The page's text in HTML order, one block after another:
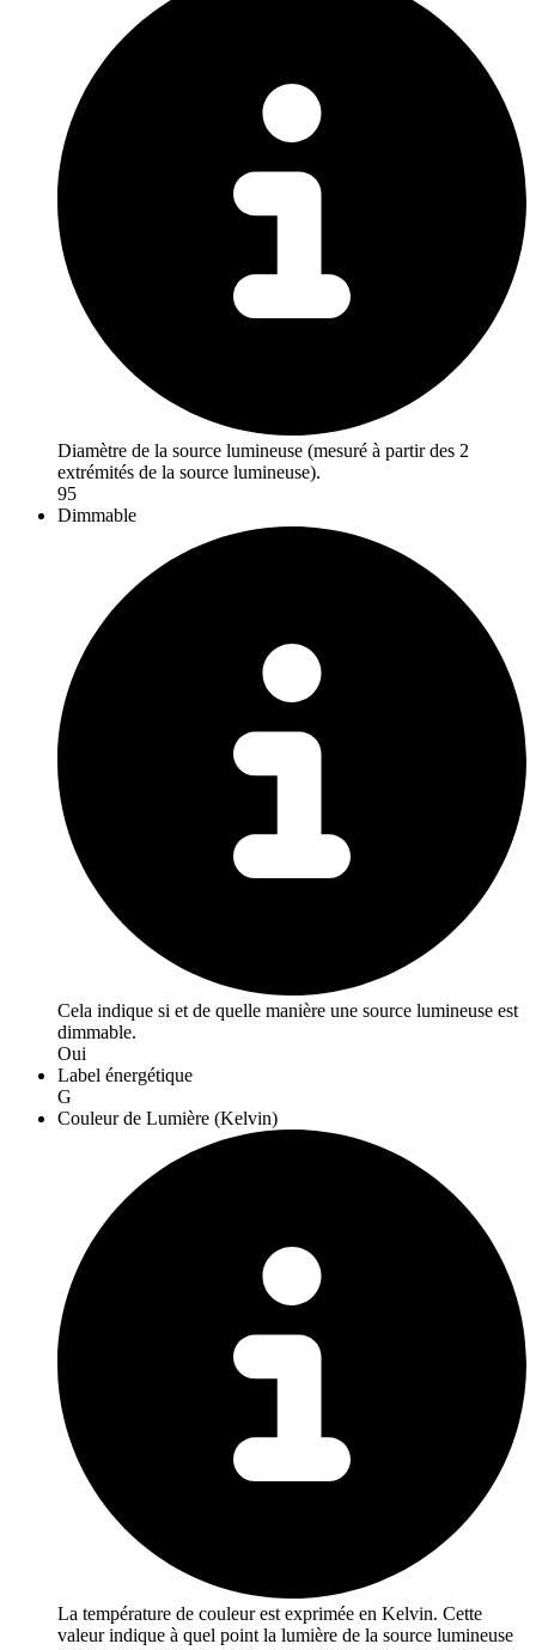
Diamètre de la source lumineuse (mesuré à partir des 2
extrémités de la source lumineuse).
95
Dimmable
Cela indique si et de quelle manière une source lumineuse est
dimmable.
Oui
Label énergétique
G
Couleur de Lumière (Kelvin)
La température de couleur est exprimée en Kelvin. Cette
valeur indique à quel point la lumière de la source lumineuse